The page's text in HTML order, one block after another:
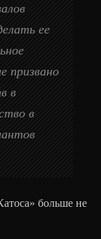
ее
призвано
в
в
больше не